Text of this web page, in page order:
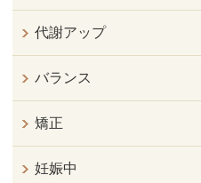
代謝アップ
バランス
矯正
妊娠中